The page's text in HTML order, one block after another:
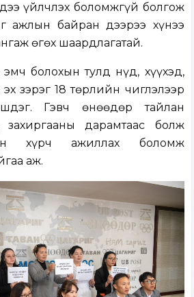
үйлчлэх боломжгүй болгож
ажлын байран дээрээ хүнээ
өгөх шаардлагатай.
болохын тулд нүд, хүүхэд,
зэрэг 18 төрлийн чиглэлээр
Гэвч өнөөдөр тайлан
захиргааны дарамтаас болж
хүрч ажиллах боломж
аж.